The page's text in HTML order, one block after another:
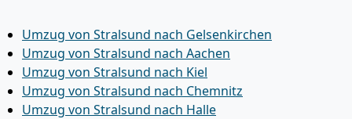
Umzug von Stralsund nach Gelsenkirchen
Umzug von Stralsund nach Aachen
Umzug von Stralsund nach Kiel
Umzug von Stralsund nach Chemnitz
Umzug von Stralsund nach Halle